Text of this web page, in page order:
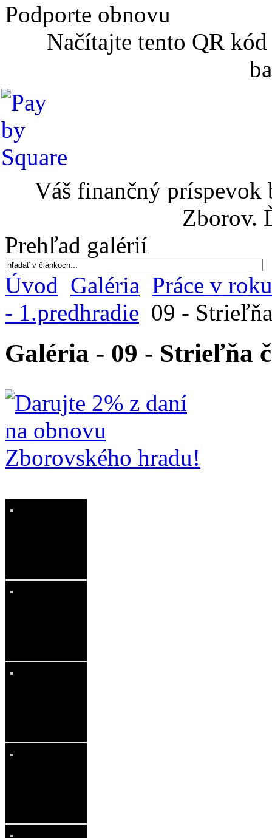
Podporte obnovu
Načítajte tento QR
Váš finančný príspevok
Zborov.
Prehľad galérií
Úvod Galéria Práce v
- 1.predhradie 09 -
Galéria - 09 - Strieľňa